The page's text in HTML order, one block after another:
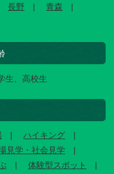
長野
青森
生、高校生
ハイキング
見学・社会見学
体験型スポット